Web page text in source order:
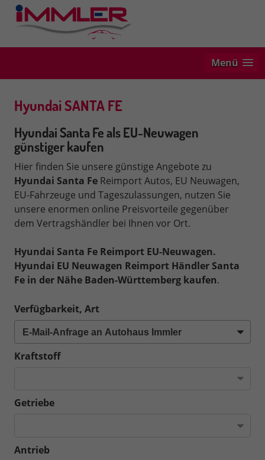
Menü
Hyundai SANTA FE
Hyundai Santa Fe als EU-Neuwagen
günstiger kaufen
Hier finden Sie unsere günstige Angebote zu
Hyundai Santa Fe Reimport Autos, EU Neuwagen,
EU-Fahrzeuge und Tageszulassungen, nutzen Sie
unsere enormen online Preisvorteile gegenüber
dem Vertragshändler bei Ihnen vor Ort.
Hyundai Santa Fe Reimport EU-Neuwagen.
Hyundai EU Neuwagen Reimport Händler Santa
Fe in der Nähe Baden-Württemberg kaufen.
Verfügbarkeit, Art
Kraftstoff
Getriebe
Antrieb